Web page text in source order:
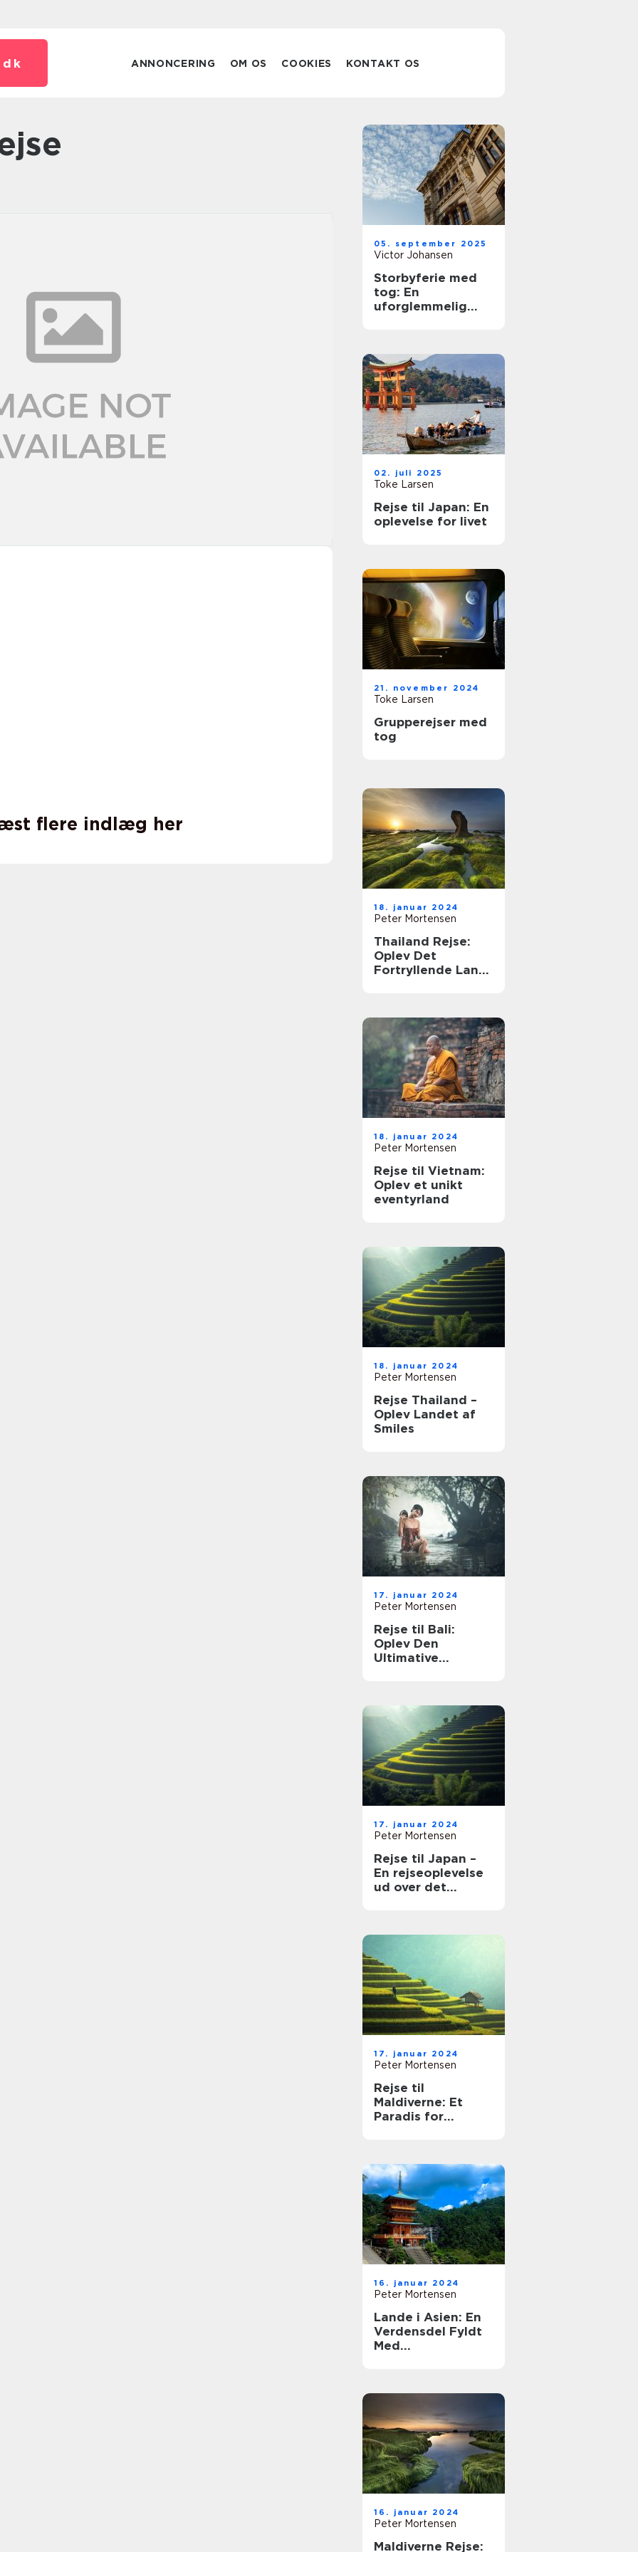
dk ANNONCERING OM OS COOKIES KONTAKT OS
flere indlæg her
05. september 2025
Victor Johansen
Storbyferie med
tog: En
uforglemmelig
02. juli 2025
Toke Larsen
Rejse til Japan: En
oplevelse for livet
21. november 2024
Toke Larsen
Grupperejser med
tog
18. januar 2024
Peter Mortensen
Thailand Rejse:
Oplev Det
Fortryllende Land
18. januar 2024
Peter Mortensen
Rejse til Vietnam:
Oplev et unikt
eventyrland
18. januar 2024
Peter Mortensen
Rejse Thailand –
Oplev Landet af
Smiles
17. januar 2024
Peter Mortensen
Rejse til Bali:
Oplev Den
Ultimative
17. januar 2024
Peter Mortensen
Rejse til Japan –
En rejseoplevelse
ud over det
17. januar 2024
Peter Mortensen
Rejse til
Maldiverne: Et
Paradis for
16. januar 2024
Peter Mortensen
Lande i Asien: En
Verdensdel Fyldt
Med
16. januar 2024
Peter Mortensen
Maldiverne Rejse: